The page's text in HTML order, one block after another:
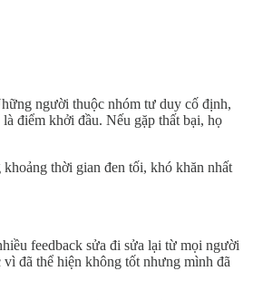
người thuộc nhóm tư duy cố định,
điểm khởi đầu. Nếu gặp thất bại, họ
thời gian đen tối, khó khăn nhất
feedback sửa đi sửa lại từ mọi người
đã thể hiện không tốt nhưng mình đã